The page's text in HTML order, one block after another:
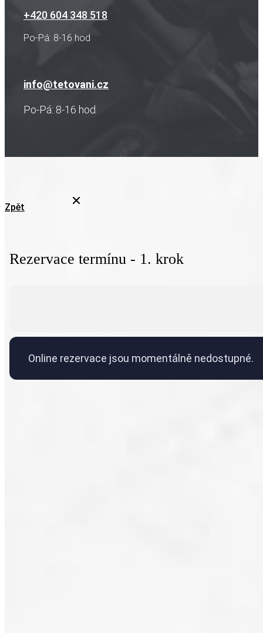
+420 604 348 518
Po-Pá: 8-16 hod
info@tetovani.cz
Po-Pá: 8-16 hod
Zpět
Rezervace termínu - 1. krok
Online rezervace jsou momentálně nedostupné.